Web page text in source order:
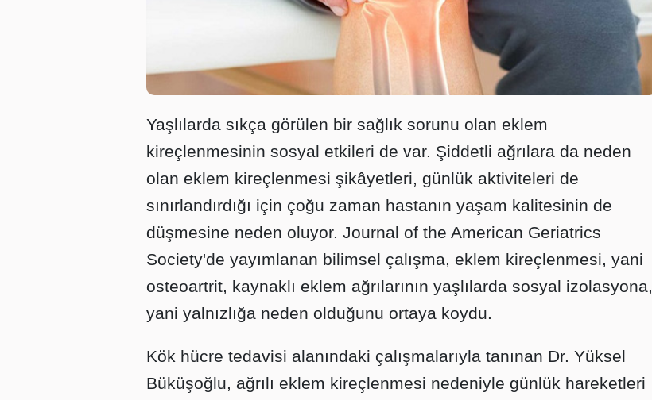
Yaşlılarda sıkça görülen bir sağlık sorunu olan eklem
kireçlenmesinin sosyal etkileri de var. Şiddetli ağrılara da neden
olan eklem kireçlenmesi şikâyetleri, günlük aktiviteleri de
sınırlandırdığı için çoğu zaman hastanın yaşam kalitesinin de
düşmesine neden oluyor. Journal of the American Geriatrics
Society'de yayımlanan bilimsel çalışma, eklem kireçlenmesi, yani
osteoartrit, kaynaklı eklem ağrılarının yaşlılarda sosyal izolasyona,
yani yalnızlığa neden olduğunu ortaya koydu.
Kök hücre tedavisi alanındaki çalışmalarıyla tanınan Dr. Yüksel
Büküşoğlu, ağrılı eklem kireçlenmesi nedeniyle günlük hareketleri